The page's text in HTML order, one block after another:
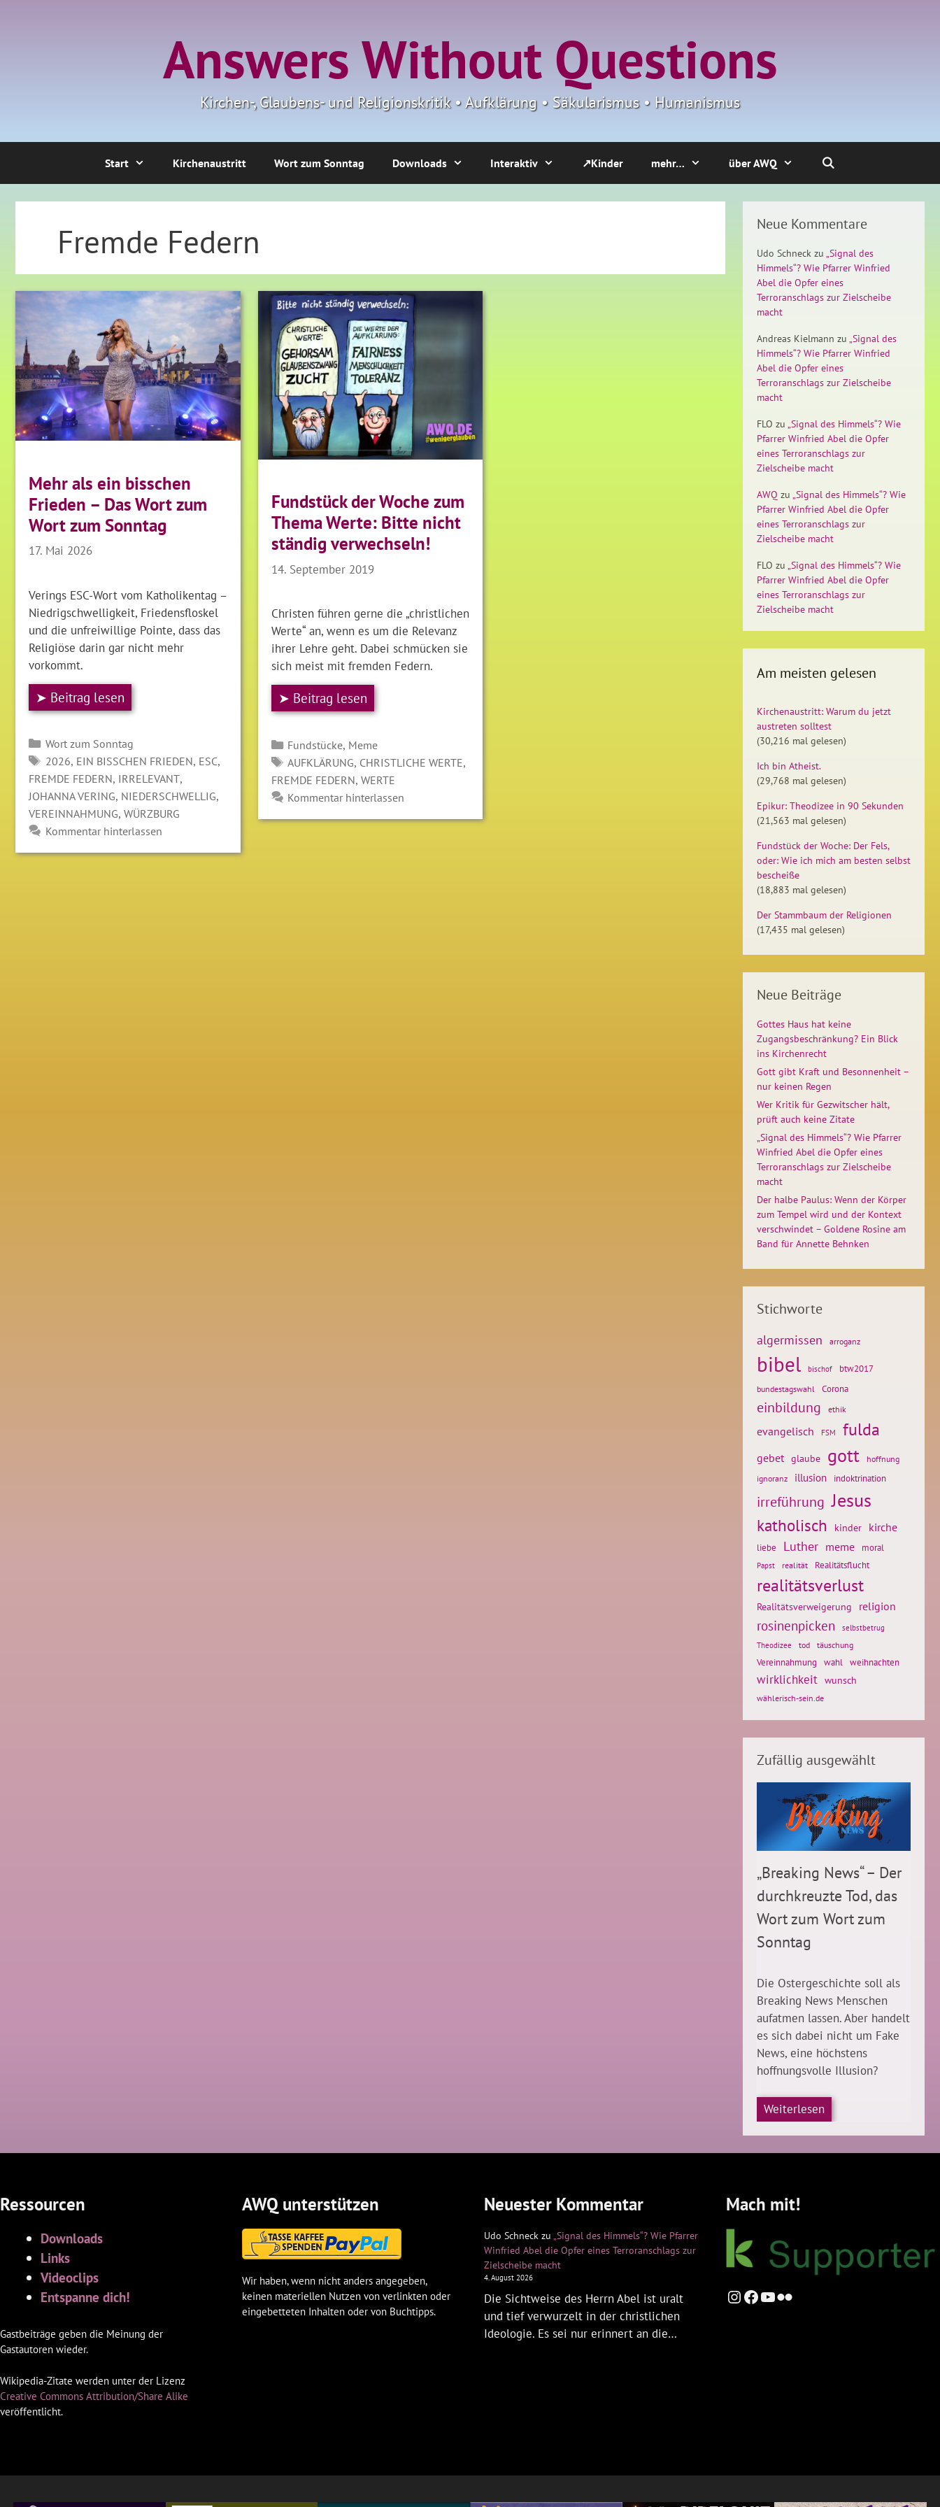
Answers Without Questions
Kirchen-, Glaubens- und Religionskritik • Aufklärung • Säkularismus • Humanismus
Start Kirchenaustritt Wort zum Sonntag Downloads Interaktiv ↗Kinder mehr… über AWQ
Fremde Federn
Mehr als ein bisschen
Frieden – Das Wort zum
Wort zum Sonntag
17. Mai 2026
Verings ESC-Wort vom Katholikentag –
Niedrigschwelligkeit, Friedensfloskel
und die unfreiwillige Pointe, dass das
Religiöse darin gar nicht mehr
vorkommt.
➤ Beitrag lesen
Kategorien
Wort zum Sonntag
SCHLAGWÖRTER
2026, EIN BISSCHEN FRIEDEN, ESC,
FREMDE FEDERN, IRRELEVANT,
JOHANNA VERING, NIEDERSCHWELLIG,
VEREINNAHMUNG,WÜRZBURG
Kommentar hinterlassen
Fundstück der Woche zum
Thema Werte: Bitte nicht
ständig verwechseln!
14. September 2019
Christen führen gerne die „christlichen
Werte“ an, wenn es um die Relevanz
ihrer Lehre geht. Dabei schmücken sie
sich meist mit fremden Federn.
➤ Beitrag lesen
Kategorien
Fundstücke, Meme
SCHLAGWÖRTER
AUFKLÄRUNG, CHRISTLICHE WERTE,
FREMDE FEDERN, WERTE
Kommentar hinterlassen
Neue Kommentare
Udo Schneck zu „Signal des
Himmels“? Wie Pfarrer Winfried
Abel die Opfer eines
Terroranschlags zur Zielscheibe
macht
Andreas Kielmann zu „Signal des
Himmels“? Wie Pfarrer Winfried
Abel die Opfer eines
Terroranschlags zur Zielscheibe
macht
FLO zu „Signal des Himmels“? Wie
Pfarrer Winfried Abel die Opfer
eines Terroranschlags zur
Zielscheibe macht
AWQ zu „Signal des Himmels“? Wie
Pfarrer Winfried Abel die Opfer
eines Terroranschlags zur
Zielscheibe macht
FLO zu „Signal des Himmels“? Wie
Pfarrer Winfried Abel die Opfer
eines Terroranschlags zur
Zielscheibe macht
Am meisten gelesen
Kirchenaustritt: Warum du jetzt
austreten solltest
(30,216 mal gelesen)
Ich bin Atheist.
(29,768 mal gelesen)
Epikur: Theodizee in 90 Sekunden
(21,563 mal gelesen)
Fundstück der Woche: Der Fels,
oder: Wie ich mich am besten selbst
bescheiße
(18,883 mal gelesen)
Der Stammbaum der Religionen
(17,435 mal gelesen)
Neue Beiträge
Gottes Haus hat keine
Zugangsbeschränkung? Ein Blick
ins Kirchenrecht
Gott gibt Kraft und Besonnenheit –
nur keinen Regen
Wer Kritik für Gezwitscher hält,
prüft auch keine Zitate
„Signal des Himmels“? Wie Pfarrer
Winfried Abel die Opfer eines
Terroranschlags zur Zielscheibe
macht
Der halbe Paulus: Wenn der Körper
zum Tempel wird und der Kontext
verschwindet – Goldene Rosine am
Band für Annette Behnken
Stichworte
algermissen arroganz
bibel bischof btw2017
bundestagswahl Corona
einbildung ethik
evangelisch FSM fulda
gebet glaube gott
hoffnung
ignoranz
illusion indoktrination
irreführung Jesus
katholisch kinder kirche
liebe Luther meme moral
Papst realität Realitätsflucht
realitätsverlust
Realitätsverweigerung religion
rosinenpicken
selbstbetrug
Theodizee
tod täuschung
Vereinnahmung wahl weihnachten
wirklichkeit wunsch
wählerisch-sein.de
Zufällig ausgewählt
„Breaking News“ – Der
durchkreuzte Tod, das
Wort zum Wort zum
Sonntag
Die Ostergeschichte soll als
Breaking News Menschen
aufatmen lassen. Aber handelt
es sich dabei nicht um Fake
News, eine höchstens
hoffnungsvolle Illusion?
Weiterlesen
Ressourcen
Downloads
Links
Videoclips
Entspanne dich!
Gastbeiträge geben die Meinung der
Gastautoren wieder.
Wikipedia-Zitate werden unter der Lizenz
Creative Commons Attribution/Share Alike
veröffentlicht.
AWQ unterstützen
Wir haben, wenn nicht anders angegeben,
keinen materiellen Nutzen von verlinkten oder
eingebetteten Inhalten oder von Buchtipps.
Neuester Kommentar
Udo Schneck zu „Signal des Himmels“? Wie Pfarrer
Winfried Abel die Opfer eines Terroranschlags zur
Zielscheibe macht
4. August 2026
Die Sichtweise des Herrn Abel ist uralt
und tief verwurzelt in der christlichen
Ideologie. Es sei nur erinnert an die…
Mach mit!
Instagram
Facebook
YouTube
Flickr